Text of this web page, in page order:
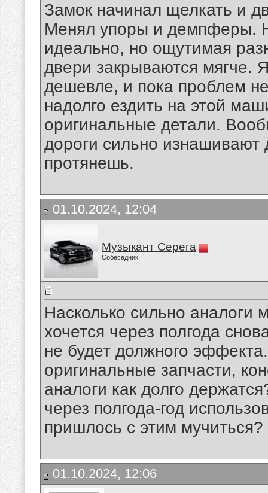
Замок начинал щелкать и
Менял упоры и демпферы.
идеально, но ощутимая
двери закрываются мягче.
дешевле, и пока проблем
надолго ездить на этой
оригинальные детали.
дороги сильно изнашивают
протянешь.
01.10.2024, 12:04
Музыкант Серега
Собеседник
Насколько сильно аналоги
хочется через полгода
не будет должного
оригинальные запчасти,
аналоги как долго
через полгода-год
пришлось с этим мучиться?
01.10.2024, 12:06